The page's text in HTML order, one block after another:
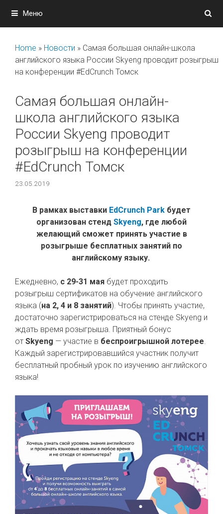
содержимому
Меню
Home » Новости » Самая большая онлайн-школа
английского языка России Skyeng проводит розыгрыш
на конференции #EdCrunch Томск
Самая большая онлайн-
школа английского языка
России Skyeng проводит
розыгрыш на конференции
#EdCrunch Томск
23.05.2019
В рамках выставки EdCrunch Park будет
организован стенд Skyeng, где любой
желающий сможет принять участие в
розыгрыше бесплатных занятий по
английскому языку.
Ежедневно, с 29-31 мая будет проходить
розыгрыш сертификатов на обучение английского
языка (на 2, 4 и 8 занятий). Чтобы принять участие,
достаточно зарегистрироваться на стенде Skyeng и
ждать время розыгрыша. Приятный бонус
от Skyeng — участие в беспроигрышной лотерее
Каждый зарегистрировавшийся участник получит
бесплатный пробный урок по изучению английского
языка!